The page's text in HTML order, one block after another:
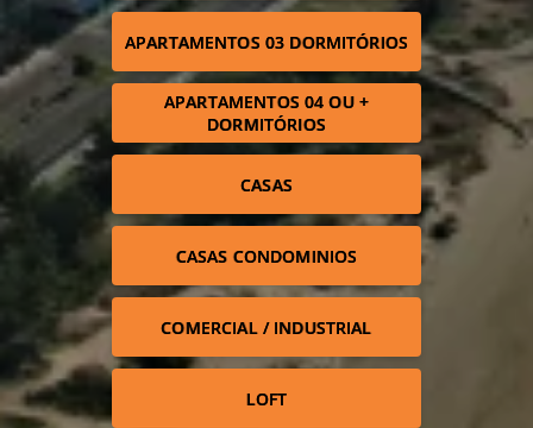
APARTAMENTOS 03 DORMITÓRIOS
APARTAMENTOS 04 OU +
DORMITÓRIOS
CASAS
CASAS CONDOMINIOS
COMERCIAL / INDUSTRIAL
LOFT